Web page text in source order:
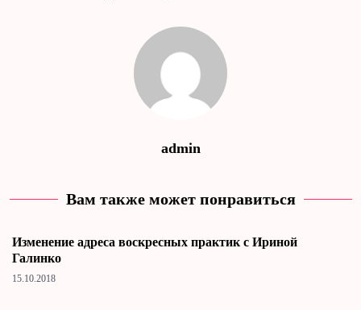
admin
Вам также может понравиться
Изменение адреса воскресных практик с Ириной
Галинко
15.10.2018